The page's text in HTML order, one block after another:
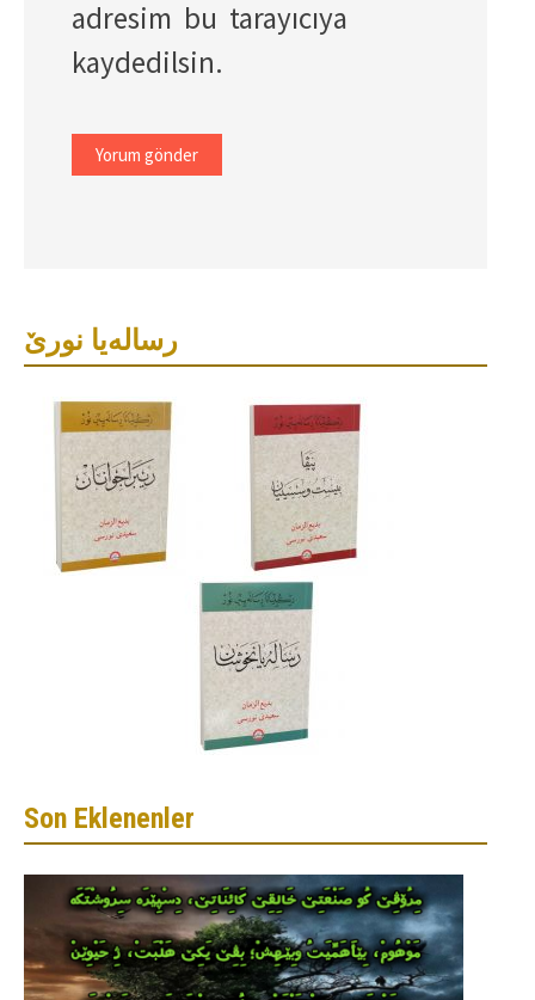
adresim bu tarayıcıya
kaydedilsin.
رسالەیا نورێ
Son Eklenenler